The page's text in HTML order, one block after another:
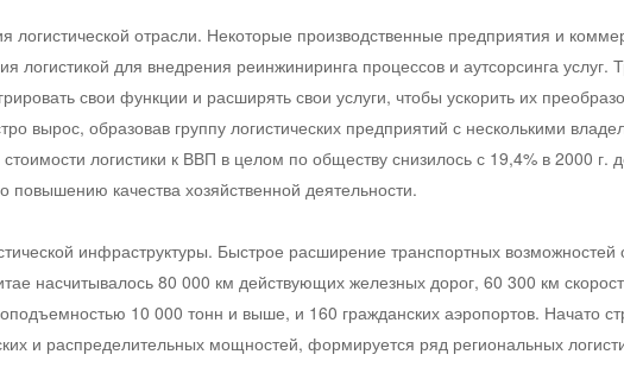
логистической отрасли. Некоторые производственные предприятия и
логистикой для внедрения реинжиниринга процессов и аутсорсинга
свои функции и расширять свои услуги, чтобы ускорить их
вырос, образовав группу логистических предприятий с несколькими
логистики к ВВП в целом по обществу снизилось с 19,4% в 2000 г.
качества хозяйственной деятельности.
инфраструктуры. Быстрое расширение транспортных
насчитывалось 80 000 км действующих железных дорог, 60 300 км
10 000 тонн и выше, и 160 гражданских аэропортов. Начато
и распределительных мощностей, формируется ряд региональных